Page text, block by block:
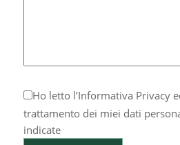
Ho letto l’Informativa Privacy
trattamento dei miei dati
indicate